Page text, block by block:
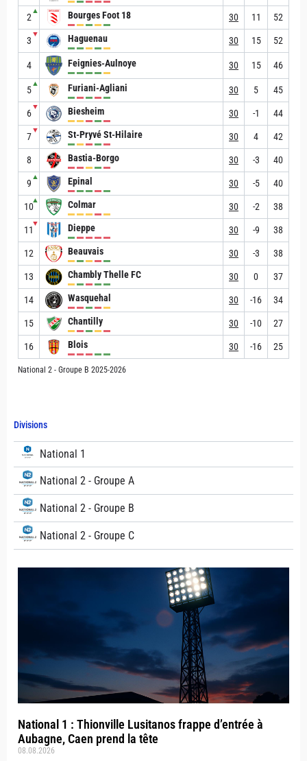
Divisions
National 1
National 2 - Groupe A
National 2 - Groupe B
National 2 - Groupe C
National 1 : Thionville Lusitanos frappe d’entrée à
Aubagne, Caen prend la tête
08.08.2026
2
▲ Bourges Foot 18 30 11 52
3
▼ Haguenau 30 15 52
4 Feignies-Aulnoye 30 15 46
5
▲ Furiani-Agliani 30 5 45
6
▼ Biesheim 30 -1 44
7
▼ St-Pryvé St-Hilaire 30 4 42
8 Bastia-Borgo 30 -3 40
9
▲ Epinal 30 -5 40
10
▲ Colmar 30 -2 38
11
▼ Dieppe 30 -9 38
12 Beauvais 30 -3 38
13 Chambly Thelle FC 30 0 37
14 Wasquehal 30 -16 34
15 Chantilly 30 -10 27
16 Blois 30 -16 25
National 2 - Groupe B 2025-2026